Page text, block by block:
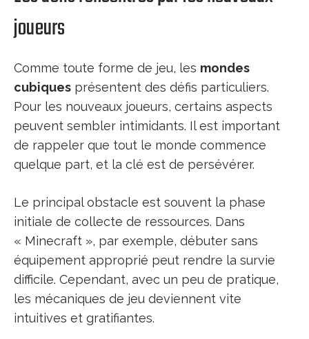
joueurs
Comme toute forme de jeu, les mondes
cubiques présentent des défis particuliers.
Pour les nouveaux joueurs, certains aspects
peuvent sembler intimidants. Il est important
de rappeler que tout le monde commence
quelque part, et la clé est de persévérer.
Le principal obstacle est souvent la phase
initiale de collecte de ressources. Dans
« Minecraft », par exemple, débuter sans
équipement approprié peut rendre la survie
difficile. Cependant, avec un peu de pratique,
les mécaniques de jeu deviennent vite
intuitives et gratifiantes.